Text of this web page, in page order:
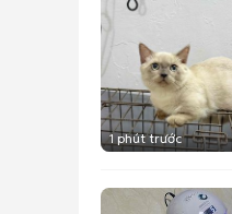
1 phút trước